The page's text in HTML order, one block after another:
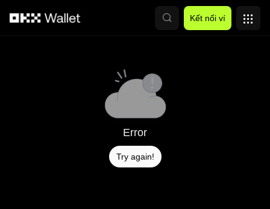
Kết nối ví
Error
Try again!